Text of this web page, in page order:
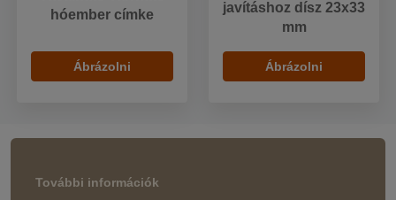
hóember címke
Ábrázolni
javításhoz dísz 23x33
mm
Ábrázolni
További információk